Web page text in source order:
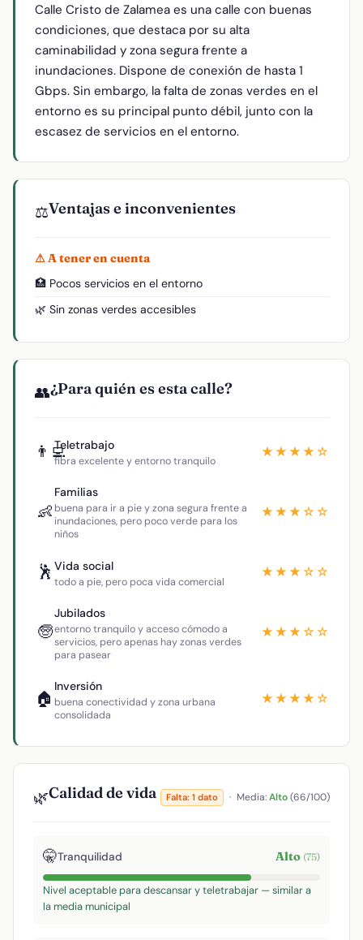
Calle Cristo de Zalamea es una calle con buenas
condiciones, que destaca por su alta
caminabilidad y zona segura frente a
inundaciones. Dispone de conexión de hasta 1
Gbps. Sin embargo, la falta de zonas verdes en el
entorno es su principal punto débil, junto con la
escasez de servicios en el entorno.
⚖️Ventajas e inconvenientes
⚠ A tener en cuenta
🏥 Pocos servicios en el entorno
🌿 Sin zonas verdes accesibles
👥¿Para quién es esta calle?
👨‍💻Teletrabajo
fibra excelente y entorno tranquilo
★★★★☆
👶
Familias
buena para ir a pie y zona segura frente a
inundaciones, pero poco verde para los
niños
★★★☆☆
🕺 Vida social
todo a pie, pero poca vida comercial
★★★☆☆
🧓
Jubilados
entorno tranquilo y acceso cómodo a
servicios, pero apenas hay zonas verdes
para pasear
★★★☆☆
🏠
Inversión
buena conectividad y zona urbana
consolidada
★★★★☆
🌿Calidad de vida Falta: 1 dato · Media:Alto(66/100)
🤫Tranquilidad Alto (75)
Nivel aceptable para descansar y teletrabajar — similar a
la media municipal